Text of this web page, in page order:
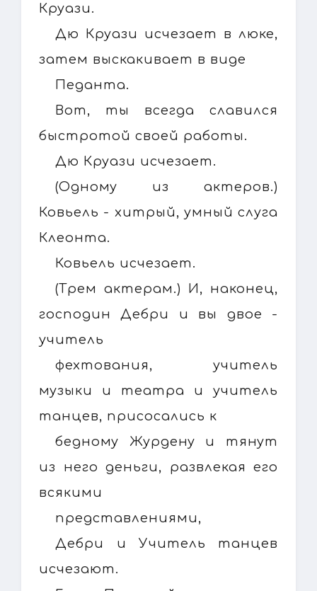
Круази.
Дю Круази исчезает в люке,
затем выскакивает в виде
Педанта.
Вот, ты всегда славился
быстротой своей работы.
Дю Круази исчезает.
(Одному из актеров.)
Ковьель - хитрый, умный слуга
Клеонта.
Ковьель исчезает.
(Трем актерам.) И, наконец,
господин Дебри и вы двое -
учитель
фехтования, учитель
музыки и театра и учитель
танцев, присосались к
бедному Журдену и тянут
из него деньги, развлекая его
всякими
представлениями,
Дебри и Учитель танцев
исчезают.